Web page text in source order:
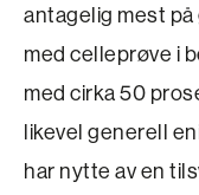
antagelig mest
med celleprøve i
med cirka 50
likevel generell
har nytte av en